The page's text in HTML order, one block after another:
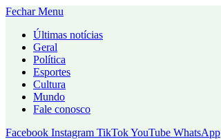
Fechar Menu
Últimas notícias
Geral
Política
Esportes
Cultura
Mundo
Fale conosco
Facebook Instagram TikTokYouTube WhatsApp